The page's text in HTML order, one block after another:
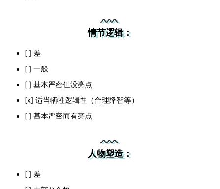
情节逻辑：
[ ] 差
[ ] 一般
[ ] 基本严密但没亮点
[x] 适当牺牲逻辑性（合理降智等）
[ ] 基本严密而有亮点
人物塑造：
[ ] 差